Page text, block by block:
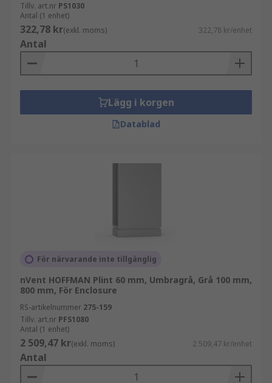
Tillv. art.nr PS1030
Antal (1 enhet)
322,78 kr(exkl. moms) 322,78 kr/enhet
Antal
Lägg i korgen
Datablad
För närvarande inte tillgänglig
nVent HOFFMAN Plint 60 mm, Umbragrå, Grå 100 mm,
800 mm, För Enclosure
RS-artikelnummer 275-159
Tillv. art.nr PFS1080
Antal (1 enhet)
2 509,47 kr(exkl. moms) 2 509,47 kr/enhet
Antal